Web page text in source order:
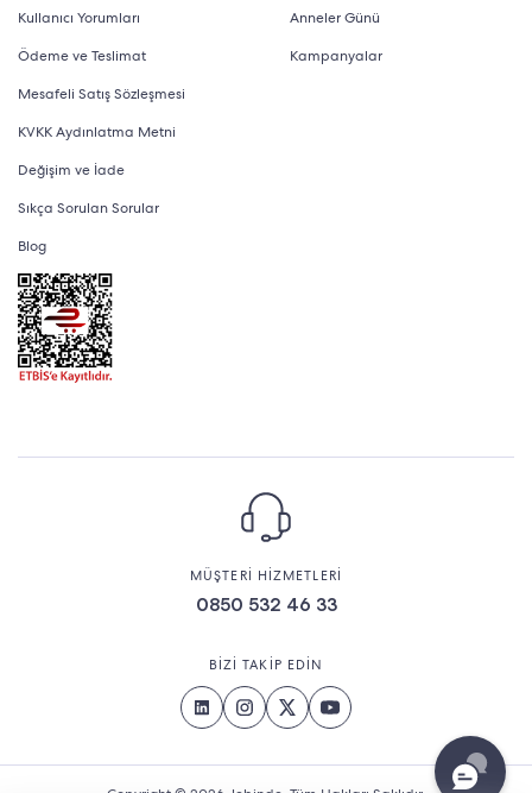
Kullanıcı Yorumları
Ödeme ve Teslimat
Mesafeli Satış Sözleşmesi
KVKK Aydınlatma Metni
Değişim ve İade
Sıkça Sorulan Sorular
Blog
Anneler Günü
Kampanyalar
MÜŞTERİ HİZMETLERİ
0850 532 46 33
BİZİ TAKİP EDİN